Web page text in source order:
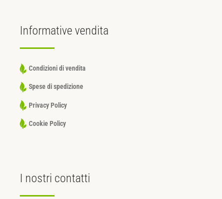
Informative vendita
Condizioni di vendita
Spese di spedizione
Privacy Policy
Cookie Policy
I nostri contatti